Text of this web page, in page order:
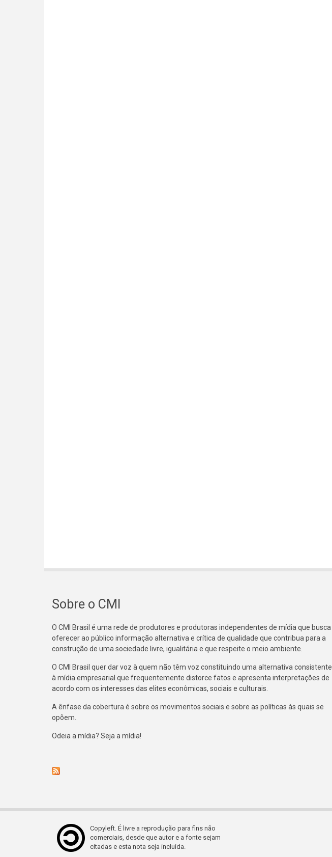
Sobre o CMI
O CMI Brasil é uma rede de produtores e produtoras independentes de mídia que busca
oferecer ao público informação alternativa e crítica de qualidade que contribua para a
construção de uma sociedade livre, igualitária e que respeite o meio ambiente.
O CMI Brasil quer dar voz à quem não têm voz constituindo uma alternativa consistente
à mídia empresarial que frequentemente distorce fatos e apresenta interpretações de
acordo com os interesses das elites econômicas, sociais e culturais.
A ênfase da cobertura é sobre os movimentos sociais e sobre as políticas às quais se
opõem.
Odeia a mídia? Seja a mídia!
Copyleft. É livre a reprodução para fins não
comerciais, desde que autor e a fonte sejam
citadas e esta nota seja incluída.